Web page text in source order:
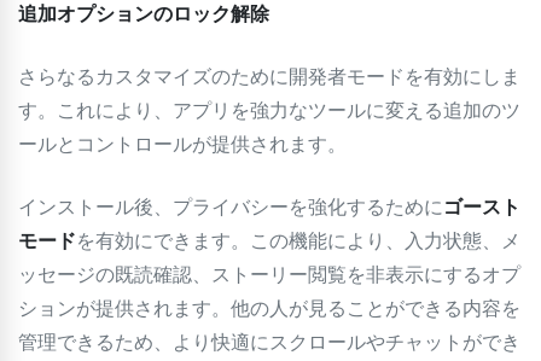
追加オプションのロック解除
さらなるカスタマイズのために開発者モードを有効にしま
す。これにより、アプリを強力なツールに変える追加のツ
ールとコントロールが提供されます。
インストール後、プライバシーを強化するためにゴースト
モードを有効にできます。この機能により、入力状態、メ
ッセージの既読確認、ストーリー閲覧を非表示にするオプ
ションが提供されます。他の人が見ることができる内容を
管理できるため、より快適にスクロールやチャットができ